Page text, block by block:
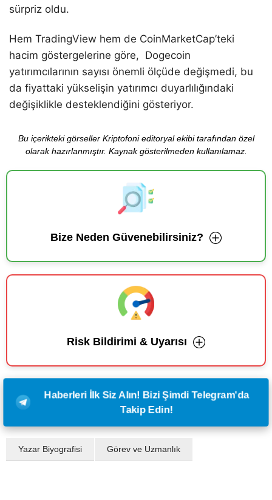
sürpriz oldu.
Hem TradingView hem de CoinMarketCap’teki
hacim göstergelerine göre, Dogecoin
yatırımcılarının sayısı önemli ölçüde değişmedi, bu
da fiyattaki yükselişin yatırımcı duyarlılığındaki
değişiklikle desteklendiğini gösteriyor.
Bu içerikteki görseller Kriptofoni editoryal ekibi tarafından özel
olarak hazırlanmıştır. Kaynak gösterilmeden kullanılamaz.
Bize Neden Güvenebilirsiniz?
Risk Bildirimi & Uyarısı
Haberleri İlk Siz Alın! Bizi Şimdi Telegram'da
Takip Edin!
Yazar Biyografisi Görev ve Uzmanlık